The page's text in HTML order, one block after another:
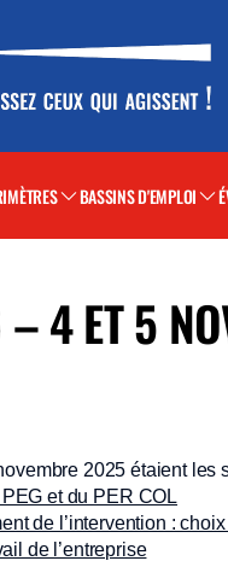
BASSINS D'EMPLOI
– 4 ET 5
2025 étaient les
et du PER COL
de l’intervention : choix
de l’entreprise